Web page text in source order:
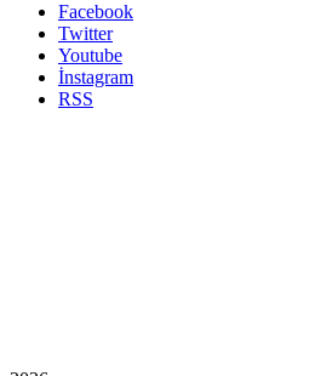
Facebook
Twitter
Youtube
İnstagram
RSS